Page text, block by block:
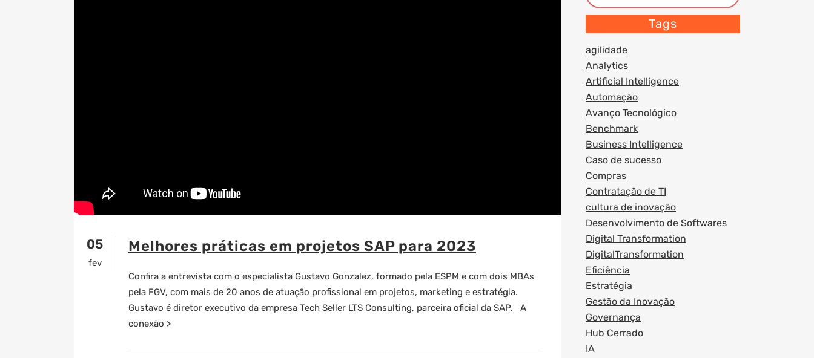
05
fev
Melhores práticas em projetos SAP para 2023
Confira a entrevista com o especialista Gustavo Gonzalez, formado pela ESPM e com dois MBAs
pela FGV, com mais de 20 anos de atuação profissional em projetos, marketing e estratégia.
Gustavo é diretor executivo da empresa Tech Seller LTS Consulting, parceira oficial da SAP. A
conexão >
Tags
agilidade
Analytics
Artificial Intelligence
Automação
Avanço Tecnológico
Benchmark
Business Intelligence
Caso de sucesso
Compras
Contratação de TI
cultura de inovação
Desenvolvimento de Softwares
Digital Transformation
DigitalTransformation
Eficiência
Estratégia
Gestão da Inovação
Governança
Hub Cerrado
IA